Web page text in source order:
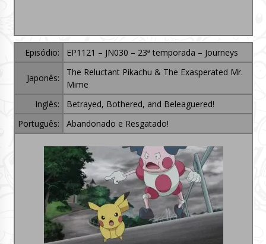
Episódio: EP1121 – JN030 – 23ª temporada – Journeys
Japonês:
The Reluctant Pikachu & The Exasperated Mr.
Mime
Inglês:
Betrayed, Bothered, and Beleaguered!
Português:
Abandonado e Resgatado!